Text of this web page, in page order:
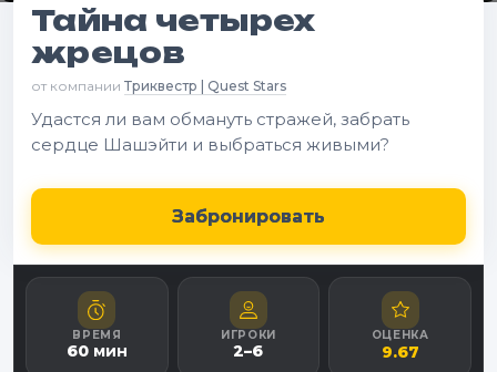
Тайна четырех
жрецов
от компании Триквестр | Quest Stars
Удастся ли вам обмануть стражей, забрать
сердце Шашэйти и выбраться живыми?
Забронировать
ВРЕМЯ
60мин
ИГРОКИ
2–6
ОЦЕНКА
9.67